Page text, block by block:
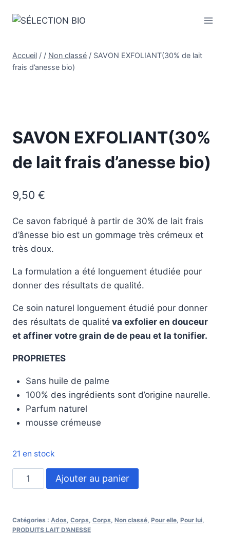
Accueil / / Non classé / SAVON EXFOLIANT(30% de lait
frais d’anesse bio)
SAVON EXFOLIANT(30%
de lait frais d’anesse bio)
9,50 €
Ce savon fabriqué à partir de 30% de lait frais
d’ânesse bio est un gommage très crémeux et
très doux.
La formulation a été longuement étudiée pour
donner des résultats de qualité.
Ce soin naturel longuement étudié pour donner
des résultats de qualité va exfolier en douceur
et affiner votre grain de de peau et la tonifier.
PROPRIETES
Sans huile de palme
100% des ingrédients sont d’origine naurelle.
Parfum naturel
mousse crémeuse
21 en stock
Ajouter au panier
Catégories : Ados Corps Corps Non classé Pour elle Pour lui
PRODUITS LAIT D'ANESSE